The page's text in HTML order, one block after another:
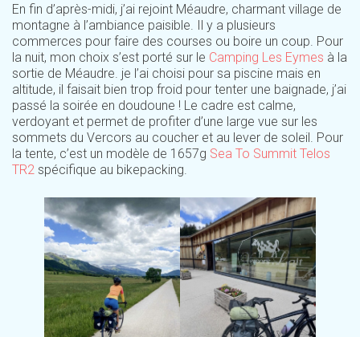
En fin d’après-midi, j’ai rejoint Méaudre, charmant village de
montagne à l’ambiance paisible. Il y a plusieurs
commerces pour faire des courses ou boire un coup. Pour
la nuit, mon choix s’est porté sur le Camping Les Eymes à la
sortie de Méaudre. je l’ai choisi pour sa piscine mais en
altitude, il faisait bien trop froid pour tenter une baignade, j’ai
passé la soirée en doudoune ! Le cadre est calme,
verdoyant et permet de profiter d’une large vue sur les
sommets du Vercors au coucher et au lever de soleil. Pour
la tente, c’est un modèle de 1657g Sea To Summit Telos
TR2 spécifique au bikepacking.